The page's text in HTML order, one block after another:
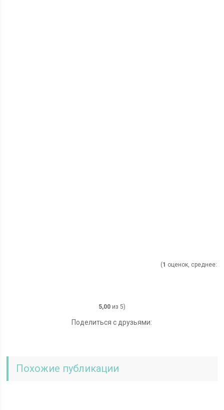
(1 оценок, среднее:
5,00из 5)
Поделиться с друзьями:
Похожие публикации